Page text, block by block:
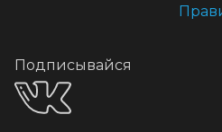
Подписывайся